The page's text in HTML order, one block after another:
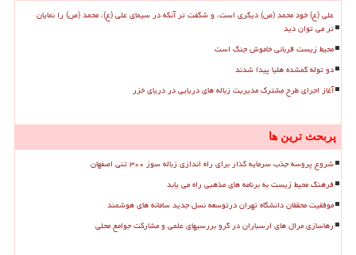
علی (ع) خود محمد (ص) دیگری است، و شگفت تر آنکه در سیمای علی (ع)، محمد (ص) را نمایان
تر می توان دید
محیط زیست قربانی خاموش جنگ است
دو توله گمشده هلیا پیدا شدند
آغاز اجرای طرح مشترک مدیریت زباله های دریایی در دریای خزر
پربحث ترین ها
شروع پروسه جذب سرمایه گذار برای راه اندازی زباله سوز ۳۰۰ تنی اصفهان
فرهنگ محیط زیست به برنامه های مذهبی راه می یابد
موفقیت محققان دانشگاه تهران درتوسعه نسل جدید سامانه های هوشمند
رهاسازی مرال های ارسباران در گرو بررسیهای علمی و مشارکت جوامع محلی